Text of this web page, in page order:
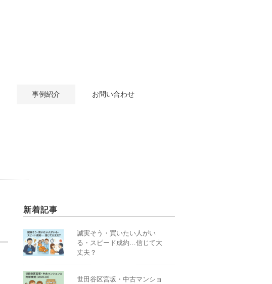
事例紹介 お問い合わせ
新着記事
誠実そう・買いたい人がい
る・スピード成約…信じて大
丈夫？
世田谷区宮坂・中古マンショ